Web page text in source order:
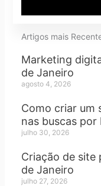
Artigos mais
Marketing
de Janeiro
agosto 4, 2026
Como criar um
nas buscas por
julho 30, 2026
Criação de site
de Janeiro
julho 27, 2026